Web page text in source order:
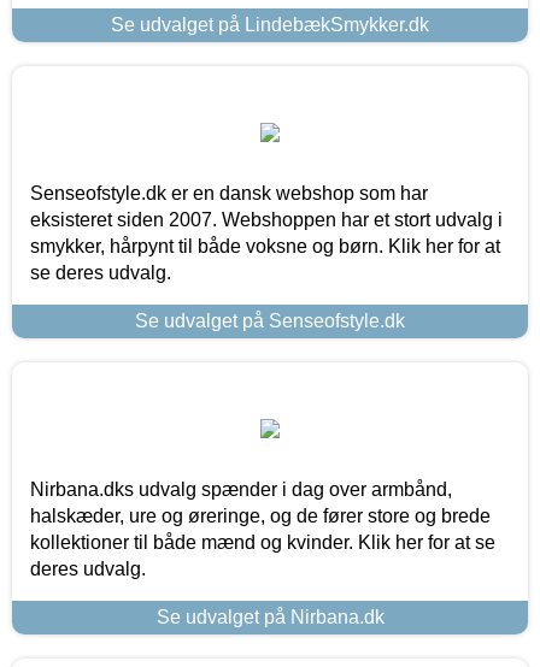
Se udvalget på LindebækSmykker.dk
Senseofstyle.dk er en dansk webshop som har
eksisteret siden 2007. Webshoppen har et stort udvalg i
smykker, hårpynt til både voksne og børn. Klik her for at
se deres udvalg.
Se udvalget på Senseofstyle.dk
Nirbana.dks udvalg spænder i dag over armbånd,
halskæder, ure og øreringe, og de fører store og brede
kollektioner til både mænd og kvinder. Klik her for at se
deres udvalg.
Se udvalget på Nirbana.dk